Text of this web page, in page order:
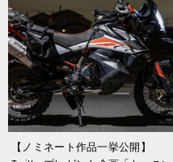
【ノミネート作品一挙公開】